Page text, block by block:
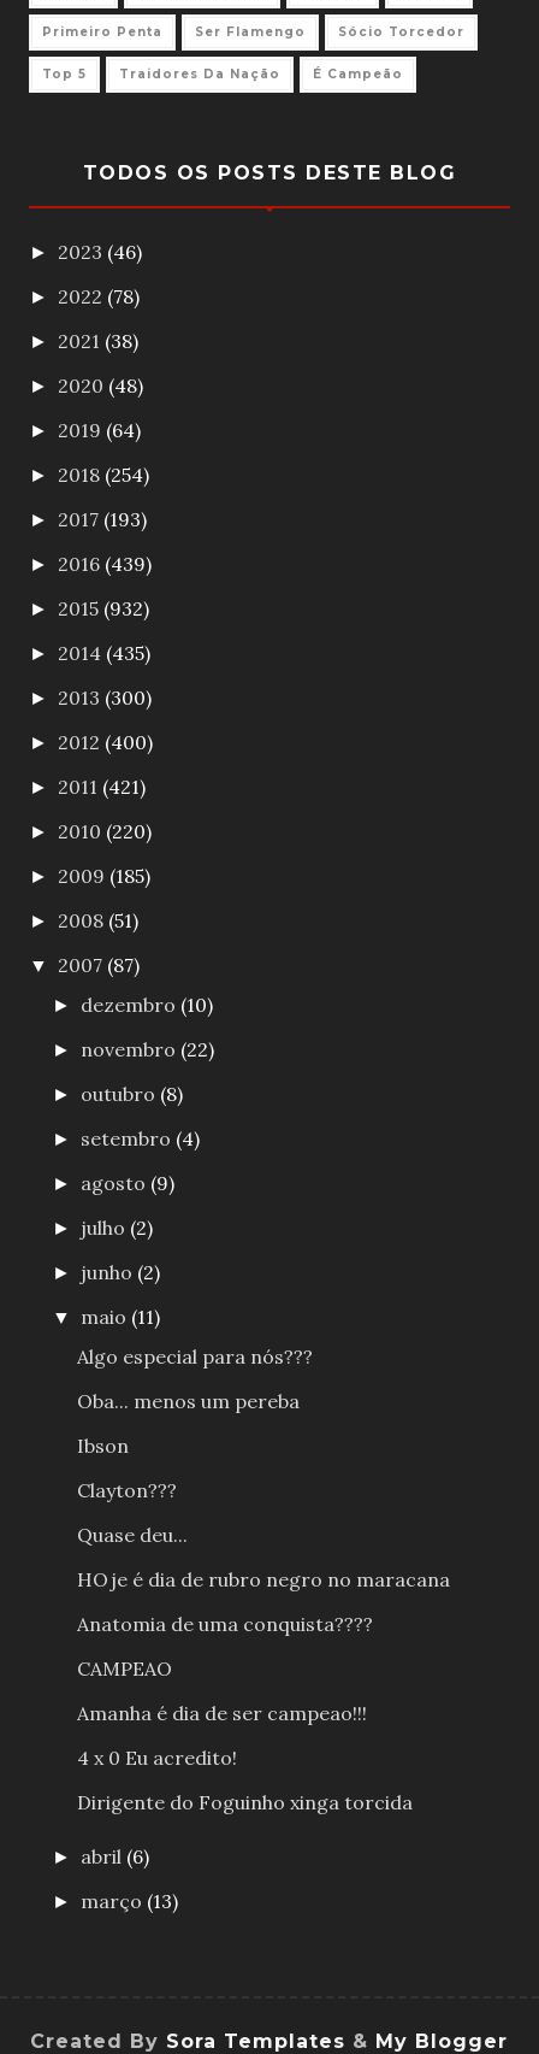
Primeiro Penta Ser Flamengo Sócio Torcedor
Top 5 Traidores Da Nação É Campeão
TODOS OS POSTS DESTE BLOG
► 2023 (46)
► 2022 (78)
► 2021 (38)
► 2020 (48)
► 2019 (64)
► 2018 (254)
► 2017 (193)
► 2016 (439)
► 2015 (932)
► 2014 (435)
► 2013 (300)
► 2012 (400)
► 2011 (421)
► 2010 (220)
► 2009 (185)
► 2008 (51)
▼ 2007 (87)
► dezembro (10)
► novembro (22)
► outubro (8)
► setembro (4)
► agosto (9)
► julho (2)
► junho (2)
▼ maio (11)
Algo especial para nós???
Oba... menos um pereba
Ibson
Clayton???
Quase deu...
HOje é dia de rubro negro no maracana
Anatomia de uma conquista????
CAMPEAO
Amanha é dia de ser campeao!!!
4 x 0 Eu acredito!
Dirigente do Foguinho xinga torcida
► abril (6)
► março (13)
Created By Sora Templates & My Blogger